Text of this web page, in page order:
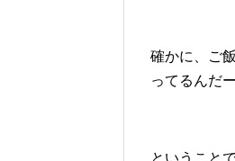
確かに、ご
ってるんだ